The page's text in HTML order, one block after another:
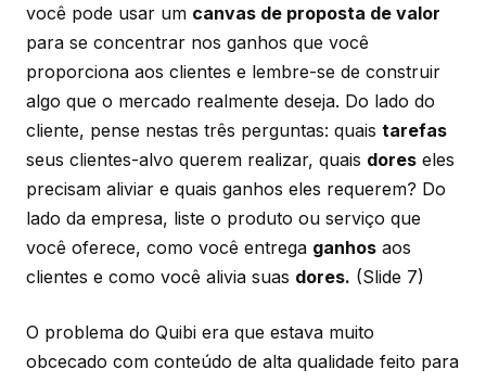
você pode usar um canvas de proposta de valor
para se concentrar nos ganhos que você
proporciona aos clientes e lembre-se de construir
algo que o mercado realmente deseja. Do lado do
cliente, pense nestas três perguntas: quais tarefas
seus clientes-alvo querem realizar, quais dores eles
precisam aliviar e quais ganhos eles requerem? Do
lado da empresa, liste o produto ou serviço que
você oferece, como você entrega ganhos aos
clientes e como você alivia suas dores. (Slide 7)
O problema do Quibi era que estava muito
obcecado com conteúdo de alta qualidade feito para